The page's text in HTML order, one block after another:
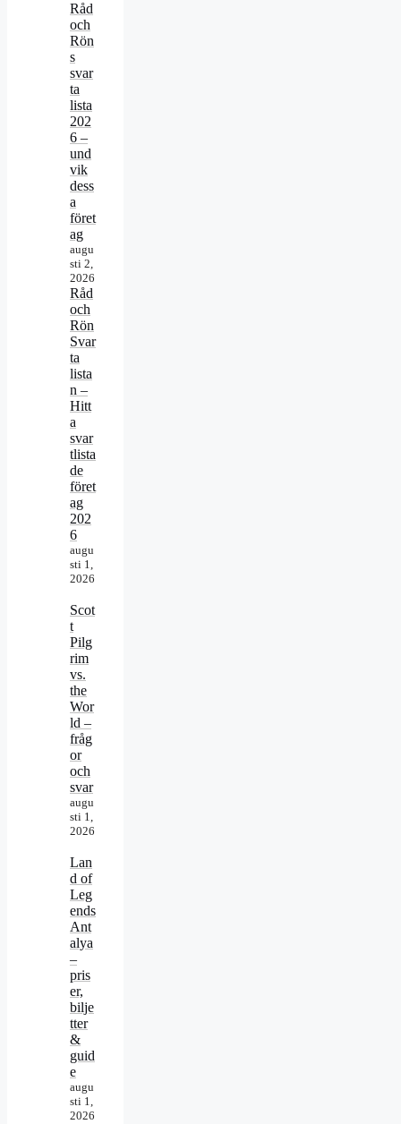
Råd
och
Rön
s
svar
ta
lista
202
6 –
und
vik
dess
a
föret
ag
augu
sti 2,
2026
Råd
och
Rön
Svar
ta
lista
n –
Hitt
a
svar
tlista
de
föret
ag
202
6
augu
sti 1,
2026
Scot
t
Pilg
rim
vs.
the
Wor
ld –
fråg
or
och
svar
augu
sti 1,
2026
Lan
d of
Leg
ends
Ant
alya
–
pris
er,
bilje
tter
&
guid
e
augu
sti 1,
2026